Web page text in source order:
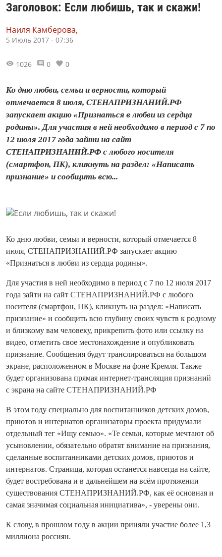
Заголовок: Если любишь, так и скажи!
Наиля Камберова,
5 Июль 2017 - 07:36
1026 0 0
Ко дню любви, семьи и верности, который
отмечается 8 июля, СТЕНАПРИЗНАНИЙ.РФ
запускает акцию «Признаться в любви из сердца
родины». Для участия в ней необходимо в период с 7 по
12 июля 2017 года зайти на сайт
СТЕНАПРИЗНАНИЙ.РФ с любого носителя
(смартфон, ПК), кликнуть на раздел: «Написать
признание» и сообщить всю...
Ко дню любви, семьи и верности, который отмечается 8
июля, СТЕНАПРИЗНАНИЙ.РФ запускает акцию
«Признаться в любви из сердца родины».
Для участия в ней необходимо в период с 7 по 12 июля 2017
года зайти на сайт СТЕНАПРИЗНАНИЙ.РФ с любого
носителя (смартфон, ПК), кликнуть на раздел: «Написать
признание» и сообщить всю глубину своих чувств к родному
и близкому вам человеку, прикрепить фото или ссылку на
видео, отметить свое местонахождение и опубликовать
признание. Сообщения будут транслироваться на большом
экране, расположенном в Москве на фоне Кремля. Также
будет организована прямая интернет-трансляция признаний
с экрана на сайте СТЕНАПРИЗНАНИЙ.РФ
В этом году специально для воспитанников детских домов,
приютов и интернатов организаторы проекта придумали
отдельный тег «Ищу семью». «Те семьи, которые мечтают об
усыновлении, обязательно обратят внимание на признания,
сделанные воспитанниками детских домов, приютов и
интернатов. Страница, которая останется навсегда на сайте,
будет востребована и в дальнейшем на всём протяжении
существования СТЕНАПРИЗНАНИЙ.РФ, как её основная и
самая значимая социальная инициатива», - уверены они.
К слову, в прошлом году в акции приняли участие более 1,3
миллиона россиян.